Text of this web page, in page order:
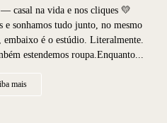
casal na vida e nos cliques 💛
e sonhamos tudo junto, no mesmo
embaixo é o estúdio. Literalmente.
estendemos roupa.Enquanto...
mais